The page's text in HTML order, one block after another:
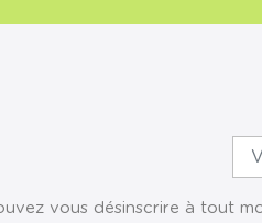
vous désinscrire à tout